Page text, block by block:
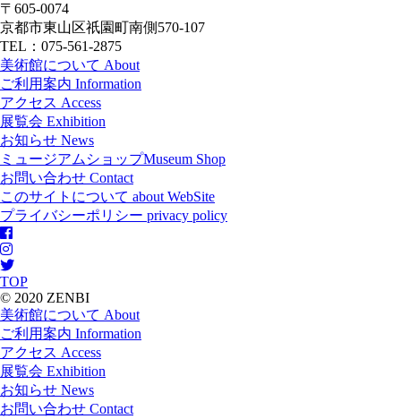
〒605-0074
京都市東山区祇園町南側570-107
TEL：075-561-2875
美術館について About
ご利用案内 Information
アクセス Access
展覧会 Exhibition
お知らせ News
ミュージアムショップMuseum Shop
お問い合わせ Contact
このサイトについて about WebSite
プライバシーポリシー privacy policy
TOP
© 2020 ZENBI
美術館について About
ご利用案内 Information
アクセス Access
展覧会 Exhibition
お知らせ News
お問い合わせ Contact